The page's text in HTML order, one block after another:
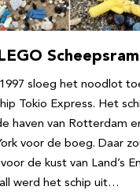
sloeg het noodlot
Tokio Express. Het
haven van Rotterdam
voor de boeg. Daar
de kust van Land’s
werd het schip uit…